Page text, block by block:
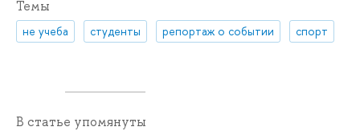
Темы
не учеба студенты репортаж о событии спорт
В статье упомянуты